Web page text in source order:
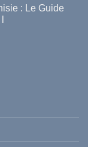
: Le Guide